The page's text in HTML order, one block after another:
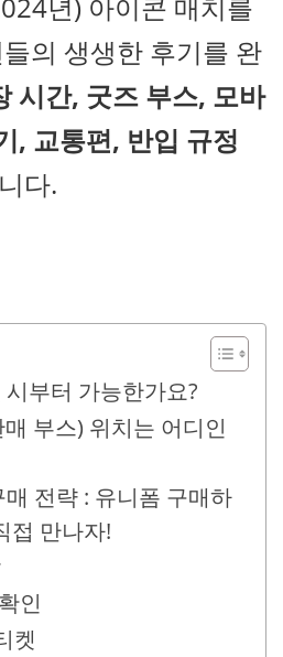
의 생생한 후기를 완
시간, 굿즈 부스, 모바
, 교통편, 반입 규정
다.
부터 가능한가요?
부스) 위치는 어디인
전략 : 유니폼 구매하
접 만나자!
인
켓